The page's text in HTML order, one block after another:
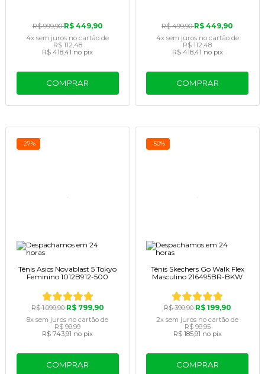
R$ 999,90R$ 449,90
4x sem juros no cartão de
R$ 112,48
R$ 418,41 no pix
COMPRAR
R$ 499,90R$ 449,90
4x sem juros no cartãode
R$ 112,48
R$ 418,41 no pix
COMPRAR
-27%
Tênis Asics Novablast 5 Tokyo
Feminino 1012B912-500
R$ 1.099,90R$ 799,90
8x sem juros no cartão de
R$ 99,99
R$ 743,91 no pix
COMPRAR
-50%
Tênis Skechers Go Walk Flex
Masculino 216495BR-BKW
R$ 399,90R$ 199,90
2x sem juros no cartão de
R$ 99,95
R$ 185,91 no pix
COMPRAR